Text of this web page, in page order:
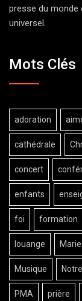
presse du
universel.
Mots Clés
adoration
cathédrale
concert
enfants
foi formation
louange Marie
Musique
PMA prière